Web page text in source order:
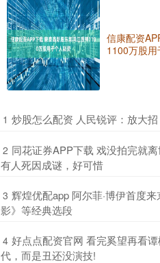
信康配资
1100万股
1 炒股怎么配资 人民锐评：放大
2 同花证券APP下载 戏没拍完就
有人死因成谜，好可惜
3 辉煌优配app 阿尔菲·博伊首度
影》等经典选段
4 好点点配资官网 看完奚望再看
代，而是丑还没演技!